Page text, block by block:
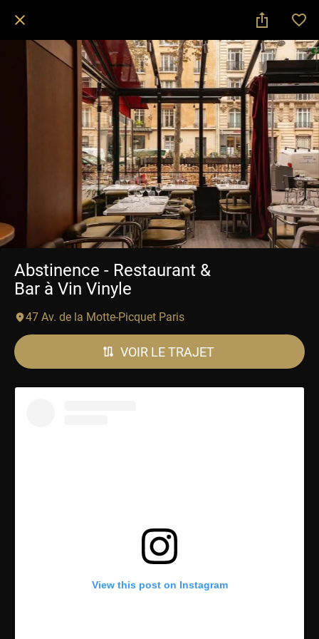
Abstinence - Restaurant &
Bar à Vin Vinyle
47 Av. de la Motte-Picquet Paris
VOIR LE TRAJET
View this post on Instagram